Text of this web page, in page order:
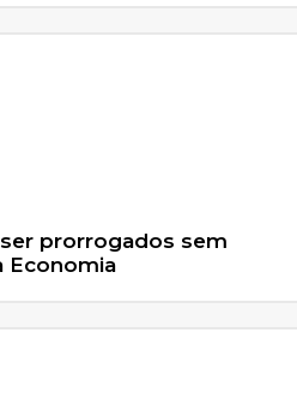
prorrogados sem
Economia